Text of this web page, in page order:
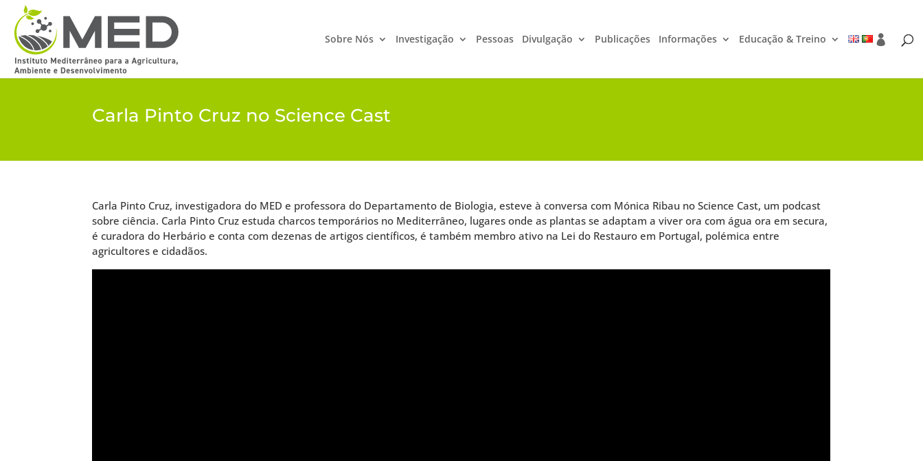
Sobre Nós Investigação Pessoas Divulgação Publicações Informações Educação & Treino
Carla Pinto Cruz no Science Cast
Carla Pinto Cruz, investigadora do MED e professora do Departamento de Biologia, esteve à conversa com Mónica Ribau no Science Cast, um podcast
sobre ciência. Carla Pinto Cruz estuda charcos temporários no Mediterrâneo, lugares onde as plantas se adaptam a viver ora com água ora em secura,
é curadora do Herbário e conta com dezenas de artigos científicos, é também membro ativo na Lei do Restauro em Portugal, polémica entre
agricultores e cidadãos.